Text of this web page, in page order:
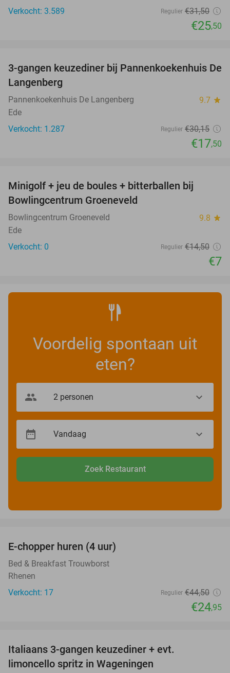
Verkocht: 3.589
Regulier €31,50
€25,50
42%
3-gangen keuzediner bij Pannenkoekenhuis De
Langenberg
Pannenkoekenhuis De Langenberg 9.7 star
Ede
Verkocht: 1.287
Regulier €30,15
€17,50
NEW
TODAY
Minigolf + jeu de boules + bitterballen bij
Bowlingcentrum Groeneveld
Bowlingcentrum Groeneveld 9.8 star
Ede
Verkocht: 0
Regulier €14,50
€7
Voordelig spontaan uit
eten?
Zoek Restaurant
E-chopper huren (4 uur)
Bed & Breakfast Trouwborst
Rhenen
Verkocht: 17
Regulier €44,50
€24,95
Italiaans 3-gangen keuzediner + evt.
limoncello spritz in Wageningen